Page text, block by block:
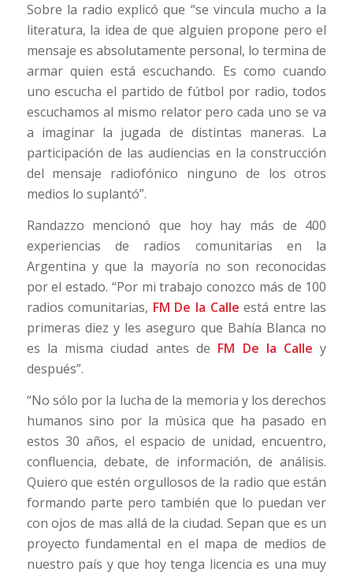
Sobre la radio explicó que “se vincula mucho a la
literatura, la idea de que alguien propone pero el
mensaje es absolutamente personal, lo termina de
armar quien está escuchando. Es como cuando
uno escucha el partido de fútbol por radio, todos
escuchamos al mismo relator pero cada uno se va
a imaginar la jugada de distintas maneras. La
participación de las audiencias en la construcción
del mensaje radiofónico ninguno de los otros
medios lo suplantó”.
Randazzo mencionó que hoy hay más de 400
experiencias de radios comunitarias en la
Argentina y que la mayoría no son reconocidas
por el estado. “Por mi trabajo conozco más de 100
radios comunitarias, FM De la Calle está entre las
primeras diez y les aseguro que Bahía Blanca no
es la misma ciudad antes de FM De la Calle y
después”.
“No sólo por la lucha de la memoria y los derechos
humanos sino por la música que ha pasado en
estos 30 años, el espacio de unidad, encuentro,
confluencia, debate, de información, de análisis.
Quiero que estén orgullosos de la radio que están
formando parte pero también que lo puedan ver
con ojos de mas allá de la ciudad. Sepan que es un
proyecto fundamental en el mapa de medios de
nuestro país y que hoy tenga licencia es una muy